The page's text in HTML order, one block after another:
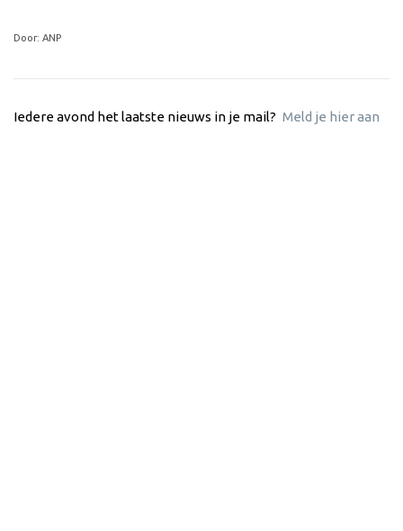
Door: ANP
Iedere avond het laatste nieuws in je mail? Meld je hier aan